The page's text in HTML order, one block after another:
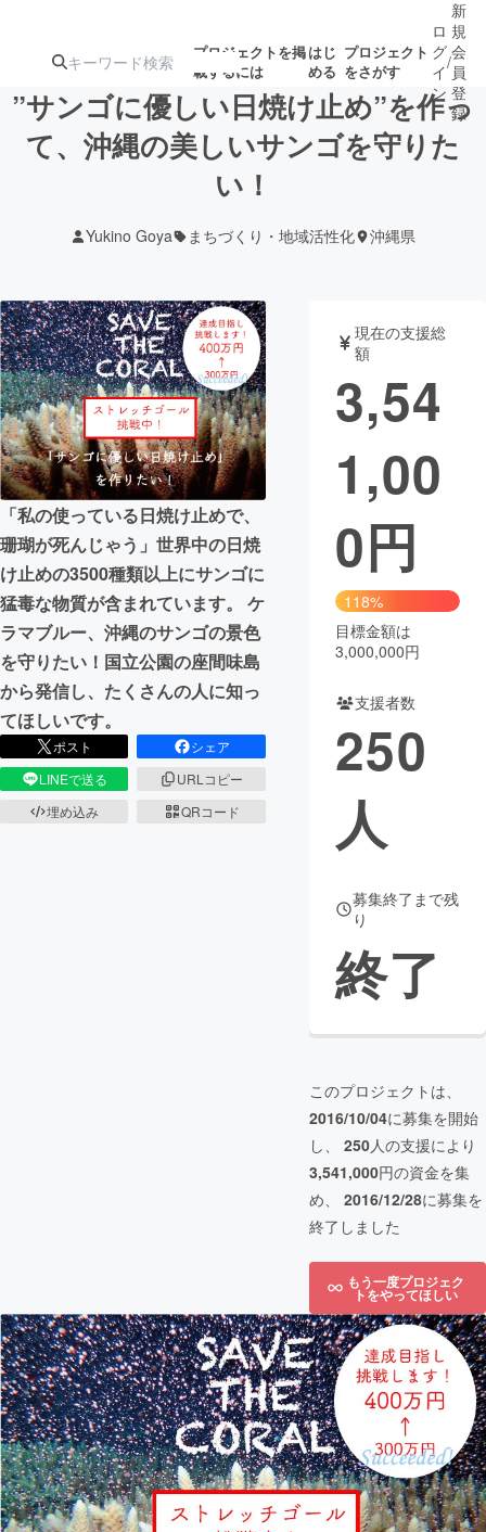
プロジェクトを掲
載するには
はじ
める
プロジェクト
をさがす
注目の新着プロ
テクノロジー・ガジェット
映像・映画 書籍・雑誌
ビジネス・起業 チャレンジ
まちづくり・地域活性化
CAMPFIRE for Social Good
CAMPFIRE Creation
CAMPFIREふるさと納税machi-ya コミュニティ
ロ
グ
イ
ン
/
新
規
会
員
登
録
”サンゴに優しい日焼け止め”を作っ
て、沖縄の美しいサンゴを守りた
い！
Yukino Goya まちづくり・地域活性化 沖縄県
「私の使っている日焼け止めで、
珊瑚が死んじゃう」世界中の日焼
け止めの3500種類以上にサンゴに
猛毒な物質が含まれています。 ケ
ラマブルー、沖縄のサンゴの景色
を守りたい！国立公園の座間味島
から発信し、たくさんの人に知っ
てほしいです。
ポスト
シェア
LINEで送る
URLコピー
埋め込み
QRコード
現在の支援総
額
3,54
1,00
0円
118%
目標金額は
3,000,000円
支援者数
250
人
募集終了まで残
り
終了
このプロジェクトは、
2016/10/04に募集を開始
し、 250人の支援により
3,541,000円の資金を集
め、 2016/12/28に募集を
終了しました
もう一度プロジェク
トをやってほしい